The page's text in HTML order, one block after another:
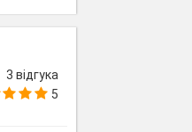
3 відгука
5